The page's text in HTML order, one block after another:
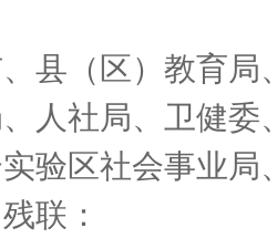
县（区）教育局
人社局、卫健委
验区社会事业局
联：